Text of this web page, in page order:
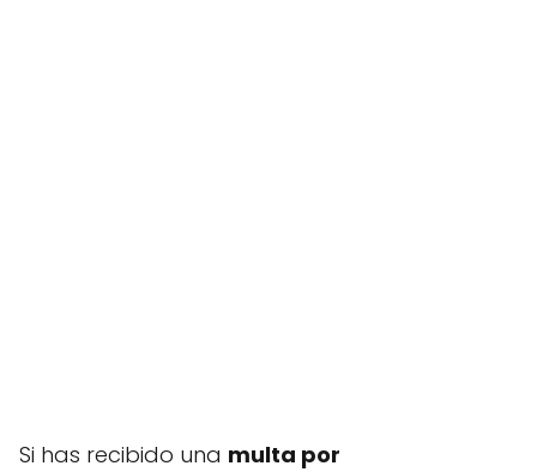
Si has recibido una multa por